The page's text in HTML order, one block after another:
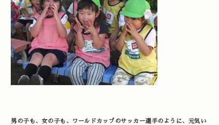
男の子も、女の子も、ワールドカップのサッカー選手のように、元気い